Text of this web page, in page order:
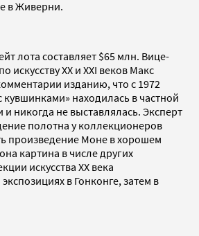
в Живерни.
лота составляет $65 млн. Вице-
искусству XX и XXI веков Макс
изданию, что с 1972
кувшинками» находилась в частной
никогда не выставлялась. Эксперт
полотна у коллекционеров
произведение Моне в хорошем
картина в числе других
искусства XX века
в Гонконге, затем в